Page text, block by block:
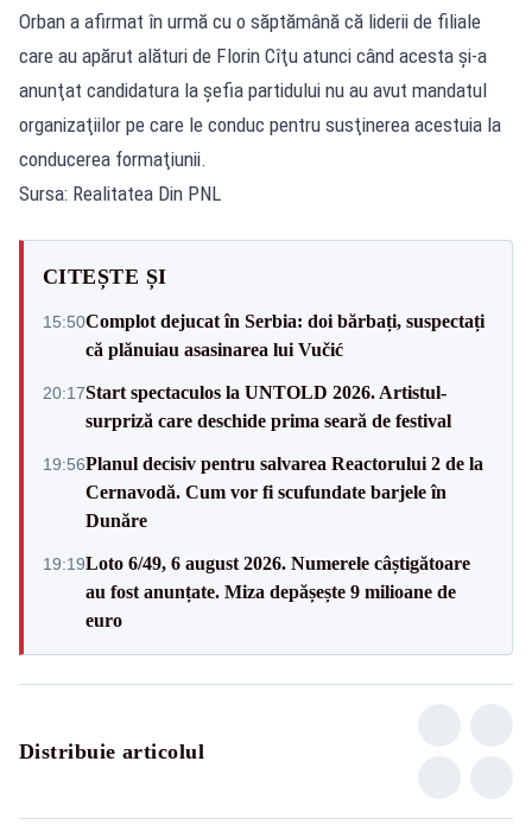
Orban a afirmat în urmă cu o săptămână că liderii de filiale
care au apărut alături de Florin Cîţu atunci când acesta şi-a
anunţat candidatura la şefia partidului nu au avut mandatul
organizaţiilor pe care le conduc pentru susţinerea acestuia la
conducerea formaţiunii.
Sursa: Realitatea Din PNL
CITEȘTE ȘI
15:50Complot dejucat în Serbia: doi bărbați, suspectați
că plănuiau asasinarea lui Vučić
20:17Start spectaculos la UNTOLD 2026. Artistul-
surpriză care deschide prima seară de festival
19:56Planul decisiv pentru salvarea Reactorului 2 de la
Cernavodă. Cum vor fi scufundate barjele în
Dunăre
19:19Loto 6/49, 6 august 2026. Numerele câștigătoare
au fost anunțate. Miza depășește 9 milioane de
euro
Distribuie articolul